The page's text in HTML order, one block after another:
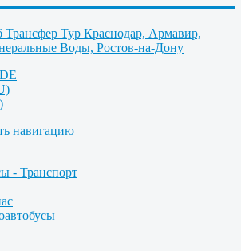
Трансфер Тур Краснодар, Армавир,
Воды, Ростов-на-Дону
навигацию
- Транспорт